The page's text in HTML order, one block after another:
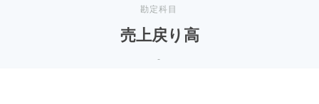
勘定科目
売上戻り高
-